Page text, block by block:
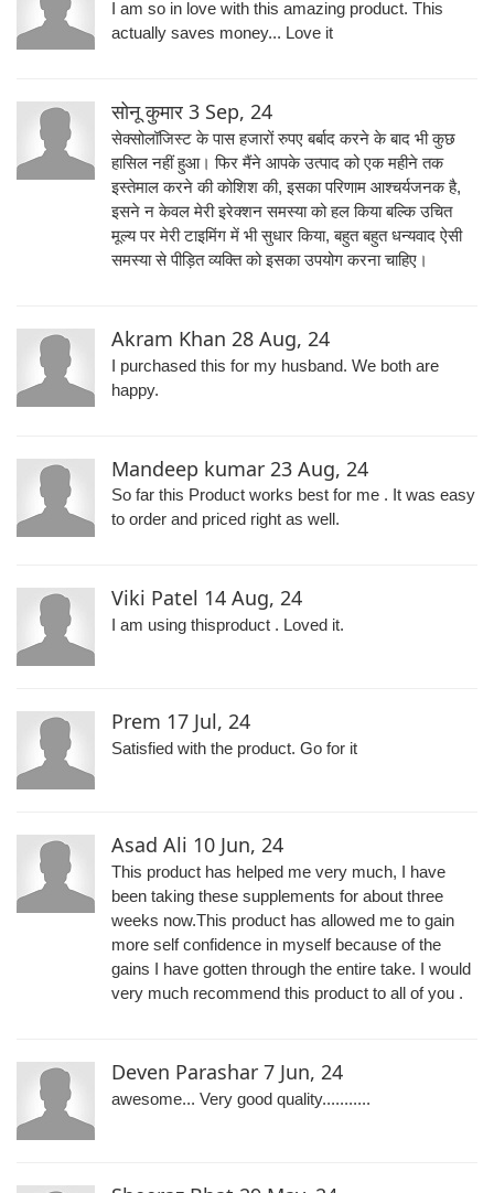
I am so in love with this amazing product. This
actually saves money... Love it
सोनू कुमार 3 Sep, 24
सेक्सोलॉजिस्ट के पास हजारों रुपए बर्बाद करने के बाद भी कुछ
हासिल नहीं हुआ। फिर मैंने आपके उत्पाद को एक महीने तक
इस्तेमाल करने की कोशिश की, इसका परिणाम आश्चर्यजनक है,
इसने न केवल मेरी इरेक्शन समस्या को हल किया बल्कि उचित
मूल्य पर मेरी टाइमिंग में भी सुधार किया, बहुत बहुत धन्यवाद ऐसी
समस्या से पीड़ित व्यक्ति को इसका उपयोग करना चाहिए।
Akram Khan 28 Aug, 24
I purchased this for my husband. We both are
happy.
Mandeep kumar 23 Aug, 24
So far this Product works best for me . It was easy
to order and priced right as well.
Viki Patel 14 Aug, 24
I am using thisproduct . Loved it.
Prem 17 Jul, 24
Satisfied with the product. Go for it
Asad Ali 10 Jun, 24
This product has helped me very much, I have
been taking these supplements for about three
weeks now.This product has allowed me to gain
more self confidence in myself because of the
gains I have gotten through the entire take. I would
very much recommend this product to all of you .
Deven Parashar 7 Jun, 24
awesome... Very good quality...........